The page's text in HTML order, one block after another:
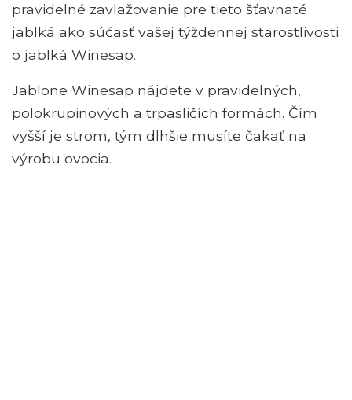
pravidelné zavlažovanie pre tieto šťavnaté
jablká ako súčasť vašej týždennej starostlivosti
o jablká Winesap.
Jablone Winesap nájdete v pravidelných,
polokrupinových a trpasličích formách. Čím
vyšší je strom, tým dlhšie musíte čakať na
výrobu ovocia.